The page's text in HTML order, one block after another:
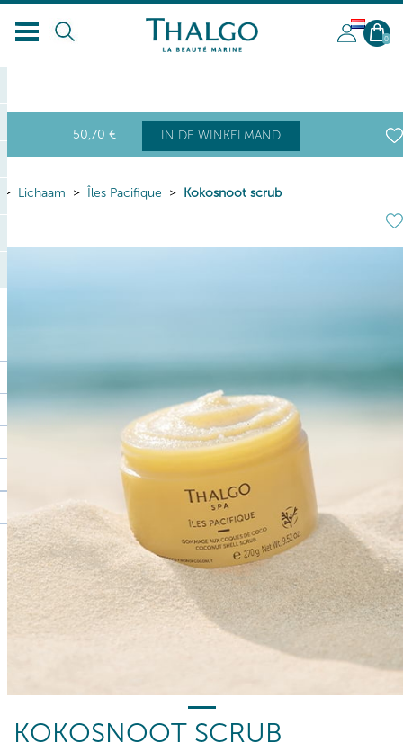
NL
0
50,70 € IN DE WINKELMAND
Lichaam Îles Pacifique Kokosnoot scrub
KOKOSNOOT SCRUB